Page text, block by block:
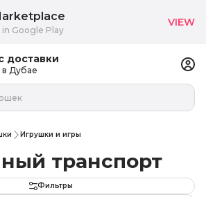
доставки
в Дубае
Игрушки и игры
транспорт
Фильтры
in Google Play
VIEW